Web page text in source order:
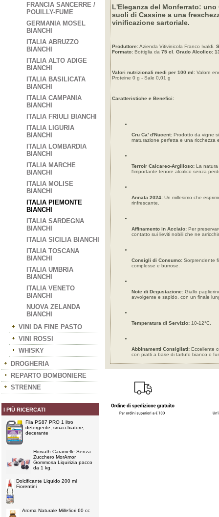
FRANCIA SANCERRE /
POUILLY-FUME
GERMANIA MOSEL
BIANCHI
ITALIA ABRUZZO
BIANCHI
ITALIA ALTO ADIGE
BIANCHI
ITALIA BASILICATA
BIANCHI
ITALIA CAMPANIA
BIANCHI
ITALIA FRIULI BIANCHI
ITALIA LIGURIA
BIANCHI
ITALIA LOMBARDIA
BIANCHI
ITALIA MARCHE
BIANCHI
ITALIA MOLISE
BIANCHI
ITALIA PIEMONTE
BIANCHI
ITALIA SARDEGNA
BIANCHI
ITALIA SICILIA BIANCHI
ITALIA TOSCANA
BIANCHI
ITALIA UMBRIA
BIANCHI
ITALIA VENETO
BIANCHI
NUOVA ZELANDA
BIANCHI
VINI DA FINE PASTO
VINI ROSSI
WHISKY
DROGHERIA
REPARTO BOMBONIERE
STRENNE
I PIÙ RICERCATI
Fila PS87 PRO 1 litro
detergente, smacchiatore,
decerante
Horvath Caramelle Senza
Zucchero MorAmor
Gommosa Liquirizia pacco
da 1 kg.
Dolcificante Liquido 200 ml
Fiorentini
Aroma Naturale Millefiori 60 cc
L'Eleganza del Monferrato:
suoli di Cassine a una
vinificazione sartoriale.
Produttore:Azienda Vitivinicola Franco Ivaldi.
Formato: Bottiglia da 75 cl Grado Alcolico:
Valori nutrizionali medi per 100 ml: Valore
Proteine 0 g - Sale 0,01 g
Caratteristiche e Benefici:
Cru Ca' d'Nucent: Prodotto da vigne
maturazione perfetta e una ricchezza
Terroir Calcareo-Argilloso: La natura
l'importante tenore alcolico senza
Annata 2024: Un millesimo che
rinfrescante.
Affinamento in Acciaio: Per
contatto sui lieviti nobili che ne
Consigli di Consumo: Sorprendente
complesse e burrose.
Note di Degustazione: Giallo
avvolgente e sapido, con un finale
Temperatura di Servizio: 10-12°C.
Abbinamenti Consigliati: Eccellente
con piatti a base di tartufo bianco o